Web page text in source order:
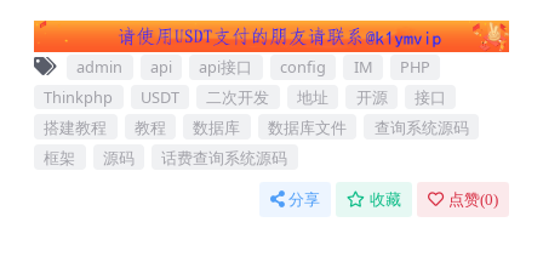
admin api api接口 config IM
PHP
Thinkphp
USDT 二次开发 地址 开源
接口
搭建教程
教程 数据库 数据库文件
查询系统源码
框架
源码 话费查询系统源码
分享 收藏 点赞(0)